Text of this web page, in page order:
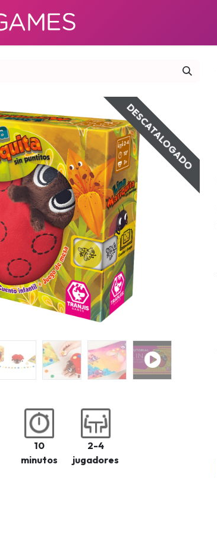
DESCATALOGADO
10
minutos
2-4
jugadores